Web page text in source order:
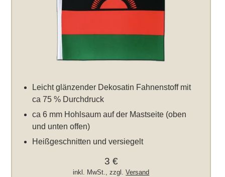
Leicht glänzender Dekosatin Fahnenstoff mit
ca 75 % Durchdruck
ca 6 mm Hohlsaum auf der Mastseite (oben
und unten offen)
Heißgeschnitten und versiegelt
3 €
inkl. MwSt., zzgl.Versand